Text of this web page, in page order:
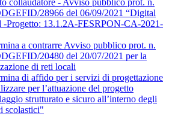
collaudatore - Avviso pubblico prot. n.
28966 del 06/09/2021 “Digital
-Progetto: 13.1.2A-FESRPON-CA-2021-
a contrarre Avviso pubblico prot. n.
20480 del 20/07/2021 per la
di reti locali
di affido per i servizi di progettazione
per l’attuazione del progetto
strutturato e sicuro all’interno degli
scolastici"